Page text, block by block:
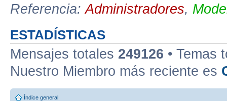
Referencia:Administradores,
ESTADÍSTICAS
Mensajes totales 249126 • Temas
Nuestro Miembro más reciente es
Índice general